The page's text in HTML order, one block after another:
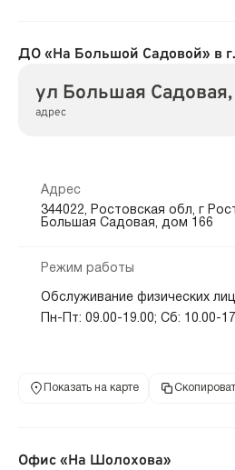
ДО «На Большой Садовой» в
ул Большая Садовая,
адрес
Адрес
344022, Ростовская обл, г
Большая Садовая, дом 166
Режим работы
Обслуживание физических лиц
Пн-Пт: 09.00-19.00; Сб: 10.00-
Показать на карте
Офис «На Шолохова»